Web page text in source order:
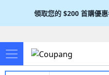
領取您的 $200 首購優